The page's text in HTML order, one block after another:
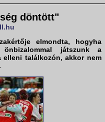
döntött"
elmondta, hogyha
játszunk a
találkozón, akkor nem